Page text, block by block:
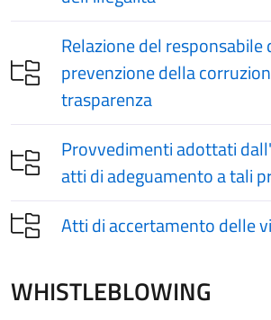
Relazione del responsabile
prevenzione della
trasparenza
Provvedimenti adottati
atti di adeguamento a tali
Atti di accertamento delle
WHISTLEBLOWING